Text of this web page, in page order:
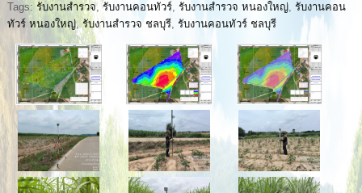
Tags:รับงานสำรวจ,รับงานคอนทัวร์, รับงานสำรวจ หนองใหญ่, รับงานคอน
ทัวร์ หนองใหญ่,รับงานสำรวจ ชลบุรี, รับงานคอนทัวร์ ชลบุรี